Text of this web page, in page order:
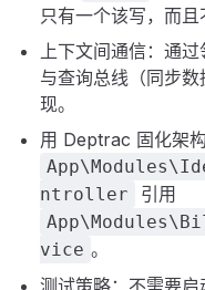
只有一个该写，而且
上下文间通信：通
与查询总线（同步
现。
用 Deptrac 固化架
ntroller
引用
vice 。
测试策略：不需要启